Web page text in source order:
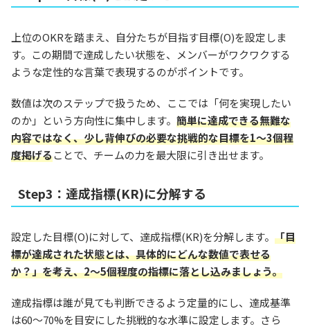
上位のOKRを踏まえ、自分たちが目指す目標(O)を設定しま
す。この期間で達成したい状態を、メンバーがワクワクする
ような定性的な言葉で表現するのがポイントです。
数値は次のステップで扱うため、ここでは「何を実現したい
のか」という方向性に集中します。 簡単に達成できる無難な
内容ではなく、少し背伸びの必要な挑戦的な目標を1〜3個程
度掲げることで、チームの力を最大限に引き出せます。
Step3：達成指標(KR)に分解する
設定した目標(O)に対して、達成指標(KR)を分解します。 「目
標が達成された状態とは、具体的にどんな数値で表せる
か？」を考え、2〜5個程度の指標に落とし込みましょう。
達成指標は誰が見ても判断できるよう定量的にし、達成基準
は60〜70%を目安にした挑戦的な水準に設定します。さら